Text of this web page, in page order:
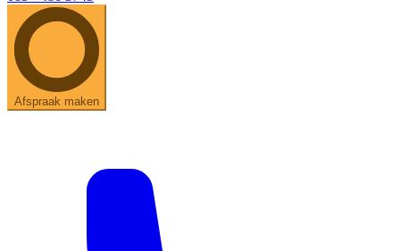
Afspraak maken